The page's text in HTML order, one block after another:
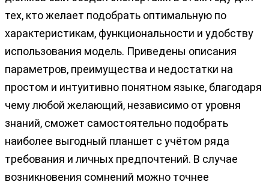
тех, кто желает подобрать оптимальную по
характеристикам, функциональности и удобству
использования модель. Приведены описания
параметров, преимущества и недостатки на
простом и интуитивно понятном языке, благодаря
чему любой желающий, независимо от уровня
знаний, сможет самостоятельно подобрать
наиболее выгодный планшет с учётом ряда
требования и личных предпочтений. В случае
возникновения сомнений можно точнее